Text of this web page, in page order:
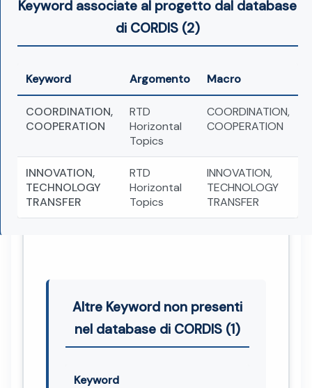
Keyword associate al progetto dal database
di CORDIS (2)
Keyword Argomento Macro
COORDINATION,
COOPERATION
RTD
Horizontal
Topics
COORDINATION,
COOPERATION
INNOVATION,
TECHNOLOGY
TRANSFER
RTD
Horizontal
Topics
INNOVATION,
TECHNOLOGY
TRANSFER
Altre Keyword non presenti
nel database di CORDIS (1)
Keyword